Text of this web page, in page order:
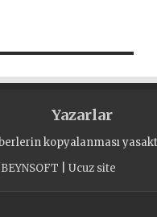
Yazarlar
kopyalanması
BEYNSOFT Ucuz site